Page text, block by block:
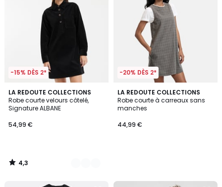
-15% DÈS 2*
LA REDOUTE COLLECTIONS
Robe courte velours côtelé,
Signature ALBANE
54,99 €
4,3
/ 5
2
Couleurs
4,3
/
-20% DÈS 2*
LA REDOUTE COLLECTIONS
Robe courte à carreaux sans
manches
44,99 €